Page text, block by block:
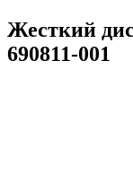
Жесткий
690811-001